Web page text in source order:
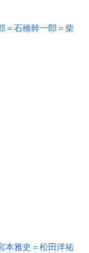
＝石橋幹一郎＝柴
本雅史＝松田洋祐